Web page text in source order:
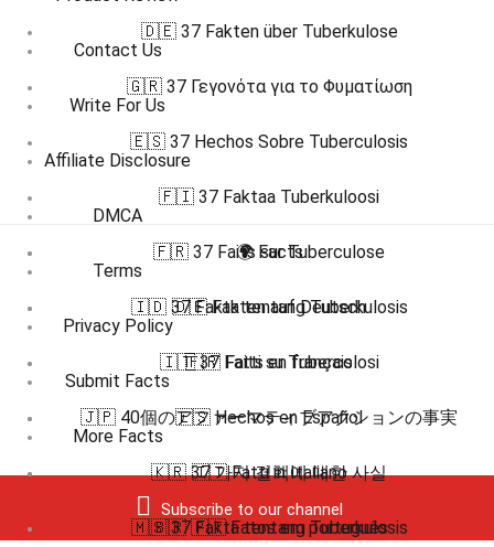
Contact Us
Write For Us
Affiliate Disclosure
DMCA
Terms
Privacy Policy
Submit Facts
More Facts
Subscribe to our channel
🇩🇪 37 Fakten über Tuberkulose
🇬🇷 37 Γεγονότα για το Φυματίωση
🇪🇸 37 Hechos Sobre Tuberculosis
🇫🇮 37 Faktaa Tuberkuloosi
🇫🇷 37 Faits sur Tuberculose
🇮🇩 37 Fakta tentang Tuberkulosis
🇮🇹 37 Fatti su Tubercolosi
🇯🇵 40個のアファーマティブアクションの事実
🇰🇷 37 가지 결핵에 대한 사실
🇲🇸 37 Fakta tentang Tuberkulosis
🌍 Facts
🇩🇪 Fakten auf Deutsch
🇫🇷 Faits en français
🇪🇸 Hechos en Español
🇮🇹 Fatti in Italiano
🇧🇷 🇵🇹 Fatos em português